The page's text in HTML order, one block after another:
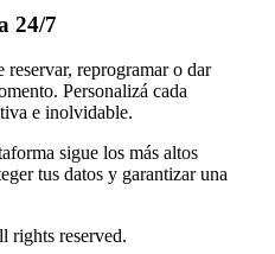
24/7
reservar, reprogramar o dar
Personalizá cada
e inolvidable.
sigue los más altos
tus datos y garantizar una
reserved.